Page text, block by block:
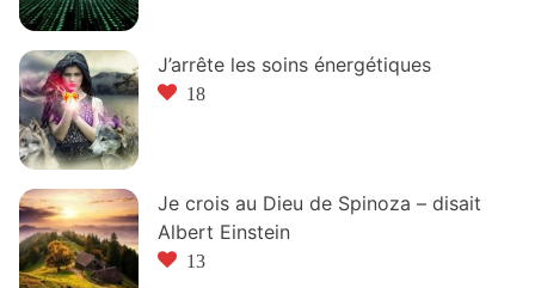
J’arrête les soins énergétiques
18
Je crois au Dieu de Spinoza – disait
Albert Einstein
13